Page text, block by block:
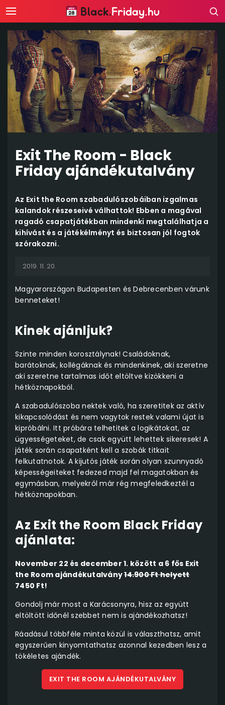
Exit The Room - Black
Friday ajándékutalvány
Az Exit the Room szabadulószobáiban izgalmas
kalandok részeseivé válhattok! Ebben a magával
ragadó csapatjátékban mindenki megtalálhatja a
kihívást és a játékélményt és biztosan jól fogtok
szórakozni.
2019. 11. 20.
Magyarországon Budapesten és Debrecenben várunk
benneteket!
Kinek ajánljuk?
Szinte minden korosztálynak! Családoknak,
barátoknak, kollégáknak és mindenkinek, aki szeretne
aki szeretne tartalmas időt eltöltve kizökkeni a
hétköznapokból.
A szabadulószoba nektek való, ha szeretitek az aktív
kikapcsolódást és nem vagytok restek valami újat is
kipróbálni. Itt próbára telhetitek a logikátokat, az
ügyességeteket, de csak együtt lehettek sikeresek! A
játék során csapatként kell a szobák titkait
felkutatnotok. A kijutós játék során olyan szunnyadó
képességeiteket fedezed majd fel magatokban és
egymásban, melyekről már rég megfeledkeztél a
hétköznapokban.
Az Exit the Room Black Friday
ajánlata:
November 22 és december 1. között a 6 fős Exit
the Room ajándékutalvány14.900 Ft helyett
7450 Ft!
Gondolj már most a Karácsonyra, hisz az együtt
eltöltött időnél szebbet nem is ajándékozhatsz!
Ráadásul többféle minta közül is választhatsz, amit
egyszerűen kinyomtathatsz azonnal kezedben lesz a
tökéletes ajándék.
EXIT THE ROOM AJÁNDÉKUTALVÁNY